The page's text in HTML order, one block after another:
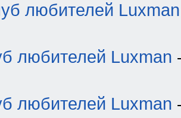
любителей Luxman
любителей Luxman
любителей Luxman